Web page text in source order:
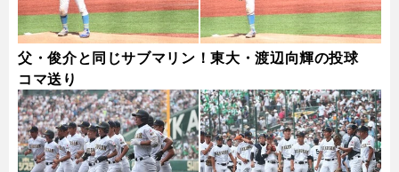
父・俊介と同じサブマリン！東大・渡辺向輝の投球
コマ送り